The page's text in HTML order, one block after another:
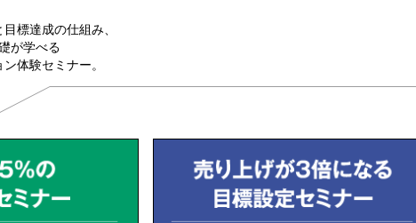
標達成の仕組み、
が学べる
体験セミナー。